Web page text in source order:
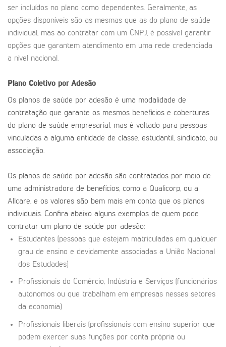
ser incluídos no plano como dependentes. Geralmente, as
opções disponíveis são as mesmas que as do plano de saúde
individual, mas ao contratar com um CNPJ, é possível garantir
opções que garantem atendimento em uma rede credenciada
a nível nacional.
Plano Coletivo por Adesão
Os planos de saúde por adesão é uma modalidade de
contratação que garante os mesmos benefícios e coberturas
do plano de saúde empresarial, mas é voltado para pessoas
vinculadas a alguma entidade de classe, estudantil, sindicato, ou
associação.
Os planos de saúde por adesão são contratados por meio de
uma administradora de benefícios, como a Qualicorp, ou a
Allcare, e os valores são bem mais em conta que os planos
individuais. Confira abaixo alguns exemplos de quem pode
contratar um plano de saúde por adesão:
Estudantes (pessoas que estejam matriculadas em qualquer
grau de ensino e devidamente associadas a União Nacional
dos Estudades)
Profissionais do Comércio, Indústria e Serviços (funcionários
autonomos ou que trabalham em empresas nesses setores
da economia)
Profissionais liberais (profissionais com ensino superior que
podem exercer suas funções por conta própria ou